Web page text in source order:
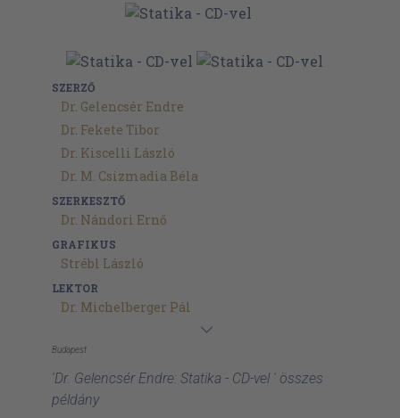
SZERZŐ
Dr. Gelencsér Endre
Dr. Fekete Tibor
Dr. Kiscelli László
Dr. M. Csizmadia Béla
SZERKESZTŐ
Dr. Nándori Ernő
GRAFIKUS
Strébl László
LEKTOR
Dr. Michelberger Pál
Budapest
'Dr. Gelencsér Endre: Statika - CD-vel ' összes
példány